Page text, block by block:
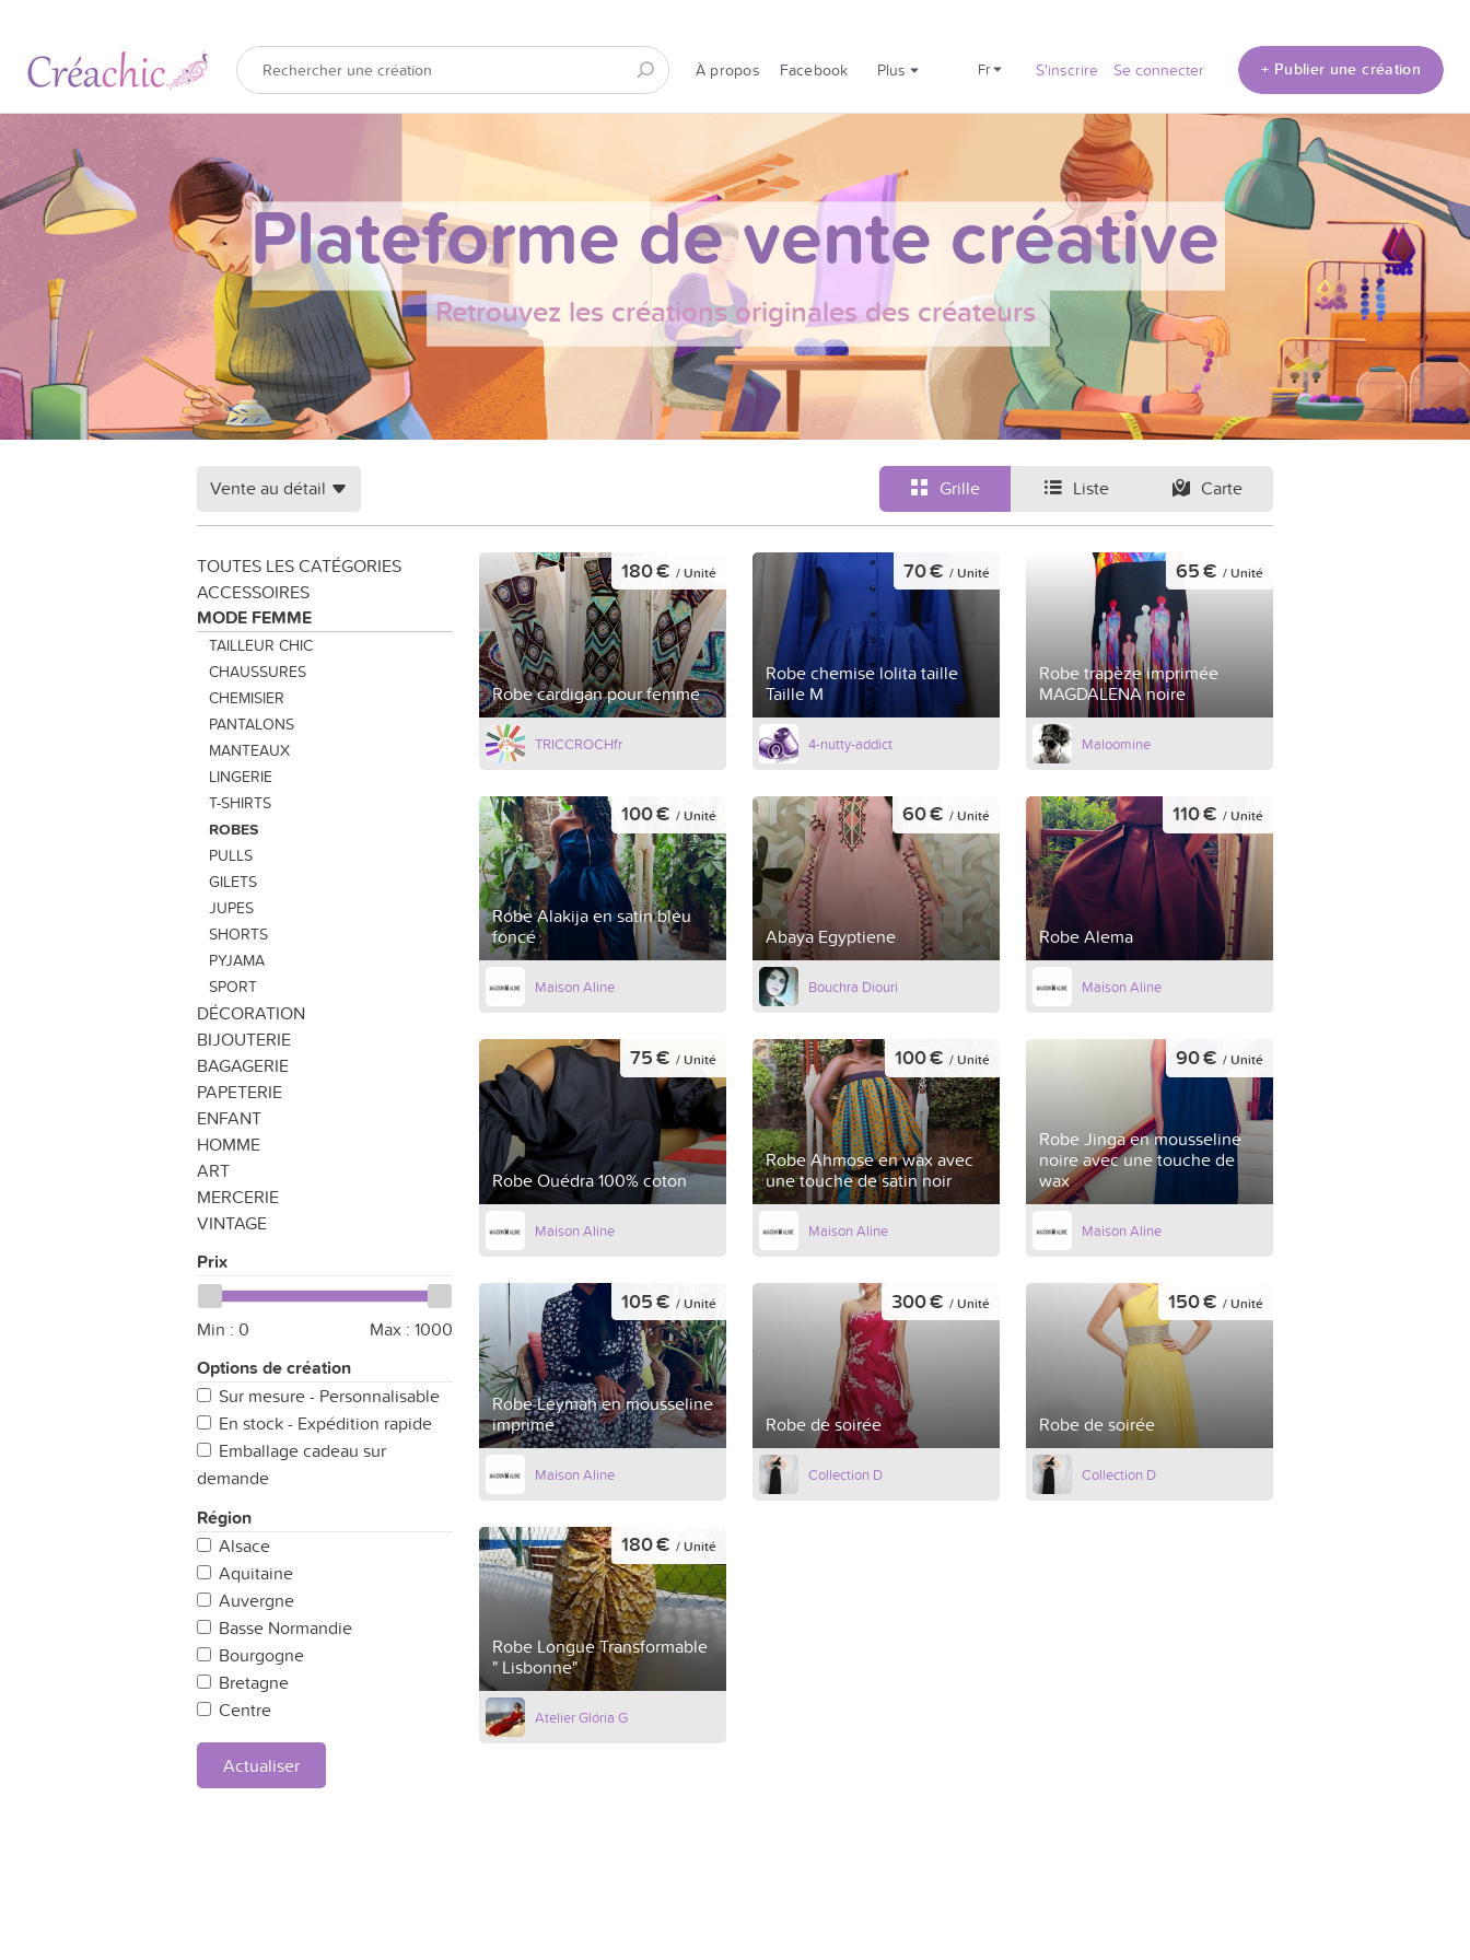
À propos Facebook Plus fr S'inscrire Se connecter + Publier une création
Plateforme de vente créative
Retrouvez les créations originales des créateurs
Grille Liste Carte
Vente au détail
TOUTES LES CATÉGORIES
ACCESSOIRES
MODE FEMME
TAILLEUR CHIC
CHAUSSURES
CHEMISIER
PANTALONS
MANTEAUX
LINGERIE
T-SHIRTS
ROBES
PULLS
GILETS
JUPES
SHORTS
PYJAMA
SPORT
DÉCORATION
BIJOUTERIE
BAGAGERIE
PAPETERIE
ENFANT
HOMME
ART
MERCERIE
VINTAGE
Prix
Min : 0 Max : 1000
Options de création
Sur mesure - Personnalisable
En stock - Expédition rapide
Emballage cadeau sur
demande
Région
Alsace
Aquitaine
Auvergne
Basse Normandie
Bourgogne
Bretagne
Centre
Champagne Ardennes
Corse
Franche Comté
Actualiser
Robe cardigan pour femme
180 € / Unité
TRICCROCHfr
Robe chemise lolita taille
Taille M
70 € / Unité
4-nutty-addict
Robe trapèze imprimée
MAGDALENA noire
65 € / Unité
Maloomine
Robe Alakija en satin bleu
foncé
100 € / Unité
Maison Aline
Abaya Egyptiene
60 € / Unité
Bouchra Diouri
Robe Alema
110 € / Unité
Maison Aline
Robe Ouédra 100% coton
75 € / Unité
Maison Aline
Robe Ahmose en wax avec
une touche de satin noir
100 € / Unité
Maison Aline
Robe Jinga en mousseline
noire avec une touche de
wax
90 € / Unité
Maison Aline
Robe Leymah en mousseline
imprimé
105 € / Unité
Maison Aline
Robe de soirée
300 € / Unité
Collection D
Robe de soirée
150 € / Unité
Collection D
Robe Longue Transformable
" Lisbonne"
180 € / Unité
Atelier Glória G